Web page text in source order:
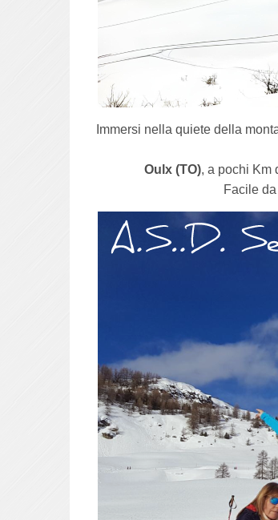
Immersi nella quiete della
Oulx (TO), a pochi Km
Facile